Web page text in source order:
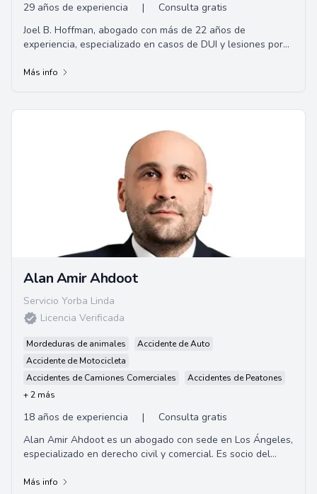
29 años de experiencia |
Consulta gratis
Joel B. Hoffman, abogado con más de 22 años de
experiencia, especializado en casos de DUI y lesiones por
Más info
Alan Amir Ahdoot
Servicio Yorba Linda
Licencia Verificada
Mordeduras de animales
Accidente de Auto
Accidente de Motocicleta
Accidentes de Camiones Comerciales
Accidentes de Peatones
+ 2 más
18 años de experiencia |
Consulta gratis
Alan Amir Ahdoot es un abogado con sede en Los Ángeles,
especializado en derecho civil y comercial. Es socio del
Más info